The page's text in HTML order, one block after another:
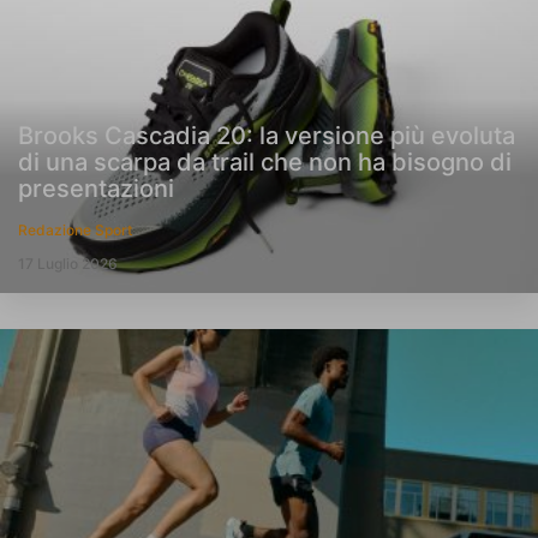
Brooks Cascadia 20: la versione più evoluta
di una scarpa da trail che non ha bisogno di
presentazioni
Redazione Sport
17 Luglio 2026